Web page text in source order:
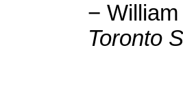
− William
Toronto